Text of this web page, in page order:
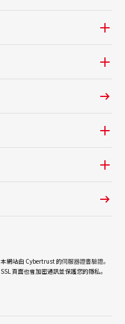
本網站由 Cybertrust 的伺服器證書驗證。
SSL 頁面也會加密通訊並保護您的隱私。